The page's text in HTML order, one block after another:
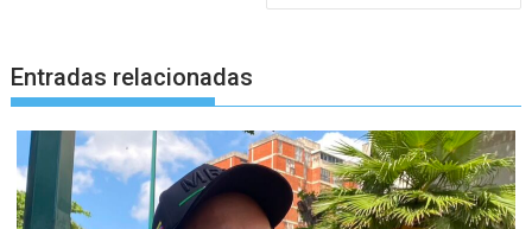
Entradas relacionadas